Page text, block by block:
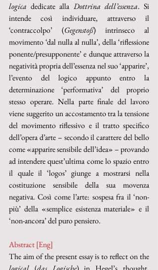
logica dedicate alla Dottrina dell’essenza. Si
intende così individuare, attraverso il
‘contraccolpo’ (Gegenstoß) intrinseco al
movimento ‘dal nulla al nulla’, della ‘riflessione
ponente/presupponente’ e dunque attraverso la
negatività propria dell’essenza nel suo ‘apparire’,
l’evento del logico appunto entro la
determinazione ‘performativa’ del proprio
stesso operare. Nella parte finale del lavoro
viene suggerito un accostamento tra la tensione
del movimento riflessivo e il tratto specifico
dell’opera d’arte – secondo il carattere del bello
come «apparire sensibile dell’idea» – provando
ad intendere quest’ultima come lo spazio entro
il quale il ‘logos’ giunge a mostrarsi nella
costituzione sensibile della sua movenza
negativa. Così come l’arte: sospesa fra il ‘non-
più’ della «semplice esistenza materiale» e il
‘non-ancora’ del puro pensiero.
Abstract [Eng]